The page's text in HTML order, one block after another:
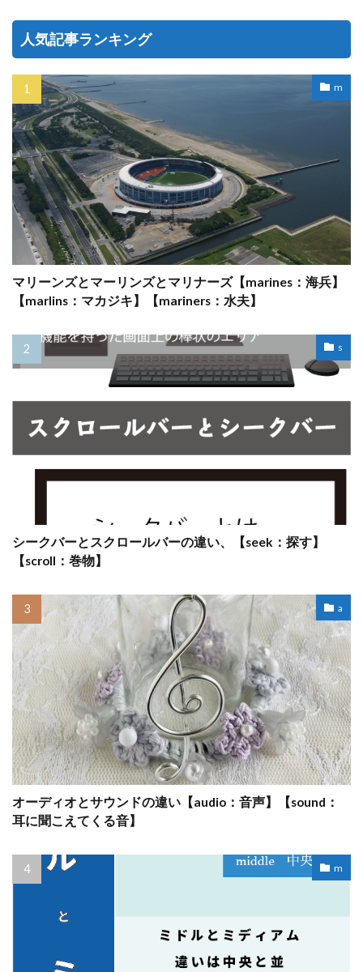
人気記事ランキング
m
マリーンズとマーリンズとマリナーズ【marines：海兵】
【marlins：マカジキ】【mariners：水夫】
s
シークバーとスクロールバーの違い、【seek：探す】
【scroll：巻物】
a
オーディオとサウンドの違い【audio：音声】【sound：
耳に聞こえてくる音】
m